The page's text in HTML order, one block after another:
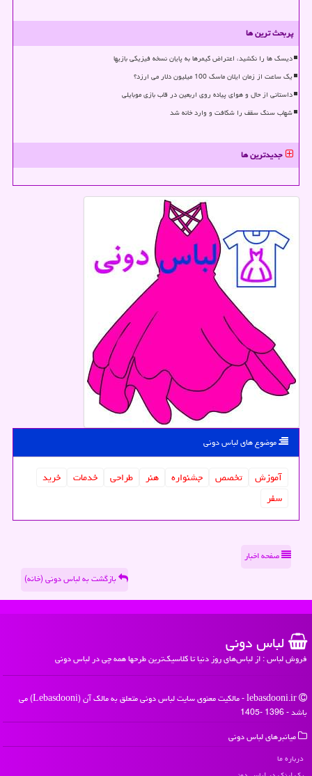
پربحث ترین ها
دیسک ها را نکشید، اعتراض گیمرها به پایان نسخه فیزیکی بازیها
یک ساعت از زمان ایلان ماسک 100 میلیون دلار می ارزد؟
داستانی از حال و هوای پیاده روی اربعین در قاب بازی موبایلی
شهاب سنگ سقف را شکافت و وارد خانه شد
جدیدترین ها
موضوع های لباس دونی
آموزش تخصص جشنواره هنر طراحی خدمات
خرید
سفر
صفحه اخبار
بازگشت به لباس دونی (خانه)
لباس دونی
فروش لباس : از لباس‌های روز دنیا تا کلاسیک‌ترین طرحها همه چی در لباس دونی
lebasdooni.ir - مالکیت معنوی سایت لباس دونی متعلق به مالک آن (Lebasdooni) می
باشد - 1396 -1405
میانبرهای لباس دونی
درباره ما